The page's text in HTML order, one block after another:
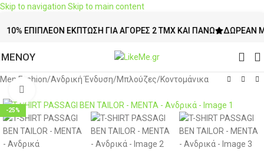
Skip to navigation Skip to main content
ΕΠΙΠΛΈΟΝ ΈΚΠΤΩΣΗ ΓΙΑ ΑΓΟΡΈΣ 2 ΤΜΧ ΚΑΙ ΠΆΝΩ ΔΩΡΕΆΝ
ΜΕΝΟΥ
Men Fashion/Ανδρική Ένδυση/Μπλούζες/Κοντομάνικα
-25%